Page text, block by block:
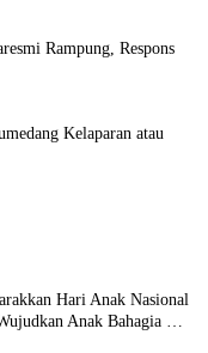
Rampung, Respons
Kelaparan atau
Hari Anak Nasional
Anak Bahagia dan